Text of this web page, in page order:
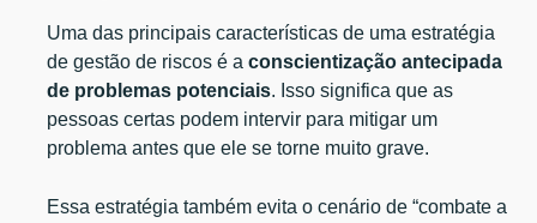
Uma das principais características de uma estratégia
de gestão de riscos é aconscientização antecipada
de problemas potenciais. Isso significa que as
pessoas certas podem intervir para mitigar um
problema antes que ele se torne muito grave.
Essa estratégia também evita o cenário de “combate a